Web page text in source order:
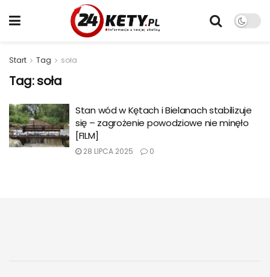
Start Tag soła
Tag:soła
Stan wód w Kętach i Bielanach stabilizuje
się – zagrożenie powodziowe nie minęło
[FILM]
28 LIPCA 2025 0